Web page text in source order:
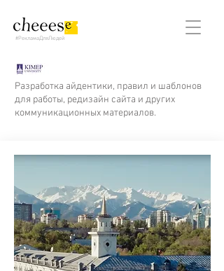
#РекламаДляЛюдей
Разработка айдентики, правил и шаблонов
для работы, редизайн сайта и других
коммуникационных материалов.